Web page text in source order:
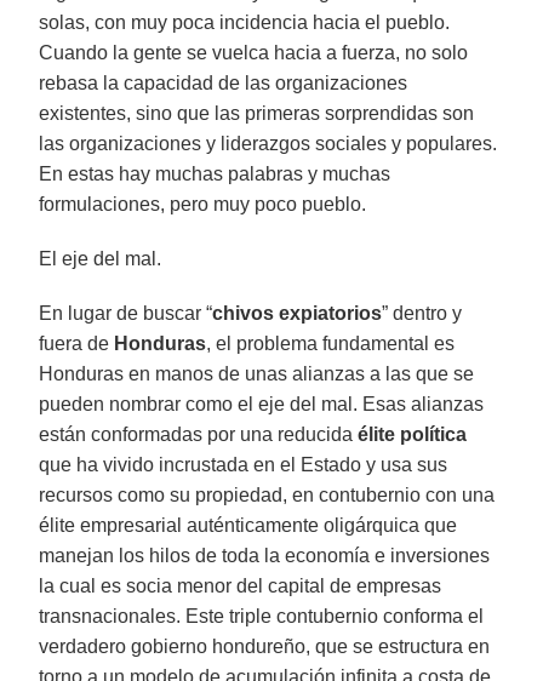
solas, con muy poca incidencia hacia el pueblo.
Cuando la gente se vuelca hacia a fuerza, no solo
rebasa la capacidad de las organizaciones
existentes, sino que las primeras sorprendidas son
las organizaciones y liderazgos sociales y populares.
En estas hay muchas palabras y muchas
formulaciones, pero muy poco pueblo.
El eje del mal.
En lugar de buscar “chivos expiatorios” dentro y
fuera de Honduras, el problema fundamental es
Honduras en manos de unas alianzas a las que se
pueden nombrar como el eje del mal. Esas alianzas
están conformadas por una reducidaélite política
que ha vivido incrustada en el Estado y usa sus
recursos como su propiedad, en contubernio con una
élite empresarial auténticamente oligárquica que
manejan los hilos de toda la economía e inversiones
la cual es socia menor del capital de empresas
transnacionales. Este triple contubernio conforma el
verdadero gobierno hondureño, que se estructura en
torno a un modelo de acumulación infinita a costa de